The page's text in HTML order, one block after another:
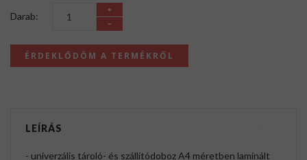
Darab:
ÉRDEKLŐDÖM A TERMÉKRŐL
LEÍRÁS
- univerzális tároló- és szállítódoboz A4 méretben laminált